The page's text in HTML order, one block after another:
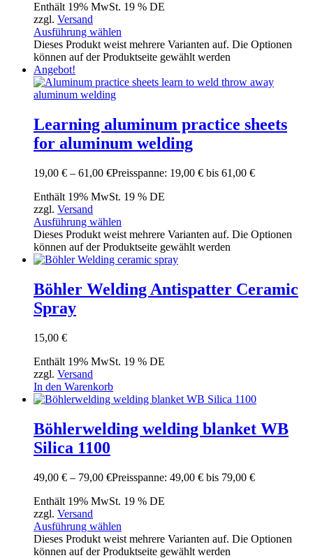
Enthält 19% MwSt. 19 % DE
zzgl. Versand
Ausführung wählen
Dieses Produkt weist mehrere Varianten auf. Die Optionen
können auf der Produktseite gewählt werden
Angebot!
Learning aluminum practice sheets
for aluminum welding
19,00 € – 61,00 €Preisspanne: 19,00 € bis 61,00 €
Enthält 19% MwSt. 19 % DE
zzgl. Versand
Ausführung wählen
Dieses Produkt weist mehrere Varianten auf. Die Optionen
können auf der Produktseite gewählt werden
Böhler Welding Antispatter Ceramic
Spray
15,00 €
Enthält 19% MwSt. 19 % DE
zzgl. Versand
In den Warenkorb
Böhlerwelding welding blanket WB
Silica 1100
49,00 € – 79,00 €Preisspanne: 49,00 € bis 79,00 €
Enthält 19% MwSt. 19 % DE
zzgl. Versand
Ausführung wählen
Dieses Produkt weist mehrere Varianten auf. Die Optionen
können auf der Produktseite gewählt werden